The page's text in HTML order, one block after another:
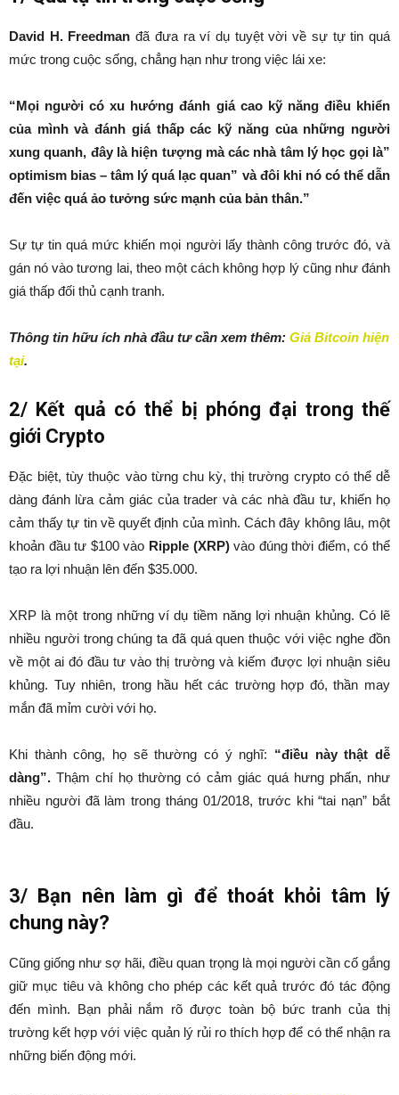
David H. Freedman đã đưa ra ví dụ tuyệt vời về sự tự tin quá
mức trong cuộc sống, chẳng hạn như trong việc lái xe:
“Mọi người có xu hướng đánh giá cao kỹ năng điều khiển
của mình và đánh giá thấp các kỹ năng của những người
xung quanh, đây là hiện tượng mà các nhà tâm lý học gọi là”
optimism bias – tâm lý quá lạc quan” và đôi khi nó có thể dẫn
đến việc quá ảo tưởng sức mạnh của bản thân.”
Sự tự tin quá mức khiến mọi người lấy thành công trước đó, và
gán nó vào tương lai, theo một cách không hợp lý cũng như đánh
giá thấp đối thủ cạnh tranh.
Thông tin hữu ích nhà đầu tư cần xem thêm: Giá Bitcoin hiện
tại.
2/ Kết quả có thể bị phóng đại trong thế
giới Crypto
Đặc biệt, tùy thuộc vào từng chu kỳ, thị trường crypto có thể dễ
dàng đánh lừa cảm giác của trader và các nhà đầu tư, khiến họ
cảm thấy tự tin về quyết định của mình. Cách đây không lâu, một
khoản đầu tư $100 vào Ripple (XRP)vào đúng thời điểm, có thể
tạo ra lợi nhuận lên đến $35.000.
XRP là một trong những ví dụ tiềm năng lợi nhuận khủng. Có lẽ
nhiều người trong chúng ta đã quá quen thuộc với việc nghe đồn
về một ai đó đầu tư vào thị trường và kiếm được lợi nhuận siêu
khủng. Tuy nhiên, trong hầu hết các trường hợp đó, thần may
mắn đã mỉm cười với họ.
Khi thành công, họ sẽ thường có ý nghĩ: “điều này thật dễ
dàng”. Thậm chí họ thường có cảm giác quá hưng phấn, như
nhiều người đã làm trong tháng 01/2018, trước khi “tai nạn” bắt
đầu.
3/ Bạn nên làm gì để thoát khỏi tâm lý
chung này?
Cũng giống như sợ hãi, điều quan trọng là mọi người cần cố gắng
giữ mục tiêu và không cho phép các kết quả trước đó tác động
đến mình. Bạn phải nắm rõ được toàn bộ bức tranh của thị
trường kết hợp với việc quản lý rủi ro thích hợp để có thể nhận ra
những biến động mới.